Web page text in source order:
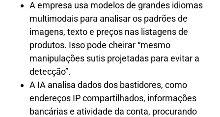
A empresa usa modelos de grandes idiomas
multimodais para analisar os padrões de
imagens, texto e preços nas listagens de
produtos. Isso pode cheirar “mesmo
manipulações sutis projetadas para evitar a
detecção”.
A IA analisa dados dos bastidores, como
endereços IP compartilhados, informações
bancárias e atividade da conta, procurando